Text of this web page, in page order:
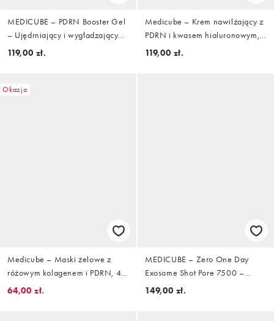
MEDICUBE – PDRN Booster Gel
– Ujędrniający i wygładzający
żel, 300 ml
119,00 zł.
Medicube – Krem nawilżający z
PDRN i kwasem hialuronowym,
50 ml
119,00 zł.
Okazja
Medicube – Maski żelowe z
różowym kolagenem i PDRN, 4
sztuki
64,00 zł.
MEDICUBE – Zero One Day
Exosome Shot Pore 7500 –
Serum, 30 ml
149,00 zł.